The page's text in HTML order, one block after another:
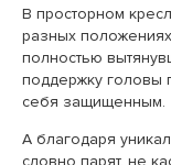
В просторном
разных
полностью
поддержку головы
себя защищенным.
А благодаря
словно парят, не